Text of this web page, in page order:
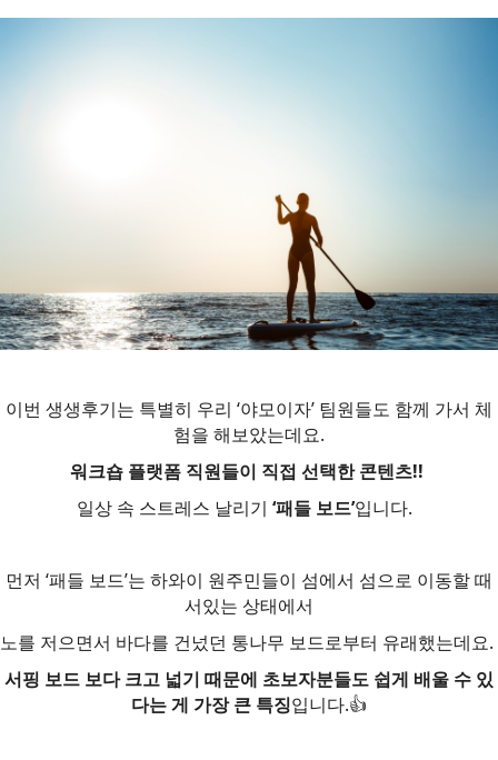
이번 생생후기는 특별히 우리 ‘야모이자’ 팀원들도 함께 가서 체
험을 해보았는데요.
워크숍 플랫폼 직원들이 직접 선택한 콘텐츠!!
일상 속 스트레스 날리기 ‘패들 보드’입니다.
먼저 ‘패들 보드’는 하와이 원주민들이 섬에서 섬으로 이동할 때
서있는 상태에서
노를 저으면서 바다를 건넜던 통나무 보드로부터 유래했는데요.
서핑 보드 보다 크고 넓기 때문에 초보자분들도 쉽게 배울 수 있
다는 게 가장 큰 특징입니다.👍